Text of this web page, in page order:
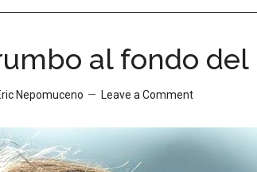
al fondo del
Nepomuceno Leave a Comment